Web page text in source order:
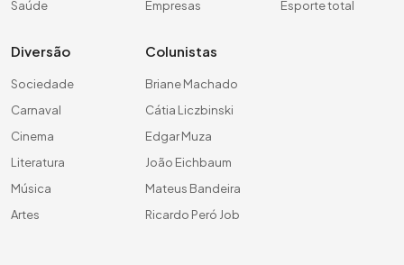
Saúde
Empresas
Esporte total
Diversão
Sociedade
Carnaval
Cinema
Literatura
Música
Artes
Colunistas
Briane Machado
Cátia Liczbinski
Edgar Muza
João Eichbaum
Mateus Bandeira
Ricardo Peró Job